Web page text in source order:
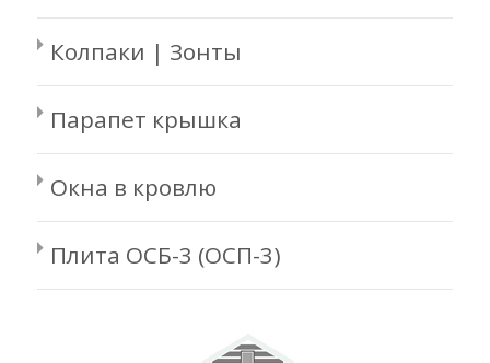
Колпаки | Зонты
Парапет крышка
Окна в кровлю
Плита ОСБ-3 (ОСП-3)